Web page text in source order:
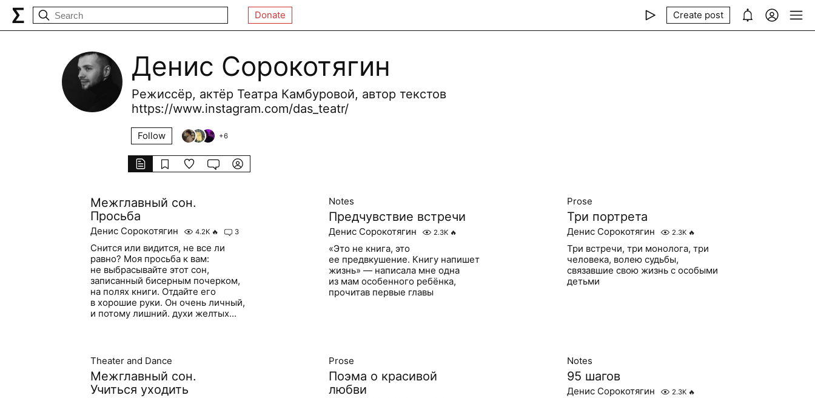
Donate Create post
Денис Сорокотягин
Режиссёр, актёр Театра Камбуровой, автор текстов
https://www.instagram.com/das_teatr/
Follow +6
Межглавный сон.
Просьба
Денис Сорокотягин 4.2K 🔥 3
Снится или видится, не все ли
равно? Моя просьба к вам:
не выбрасывайте этот сон,
записанный бисерным почерком,
на полях книги. Отдайте его
в хорошие руки. Он очень личный,
и потому лишний. духи желтых...
Notes
Предчувствие встречи
Денис Сорокотягин 2.3K 🔥
«Это не книга, это
ее предвкушение. Книгу напишет
жизнь» — написала мне одна
из мам особенного ребёнка,
прочитав первые главы
Prose
Три портрета
Денис Сорокотягин 2.3K 🔥
Три встречи, три монолога, три
человека, волею судьбы,
связавшие свою жизнь с особыми
детьми
Theater and Dance
Межглавный сон.
Учиться уходить
Prose
Поэма о красивой
любви
Notes
95 шагов
Денис Сорокотягин 2.3K 🔥